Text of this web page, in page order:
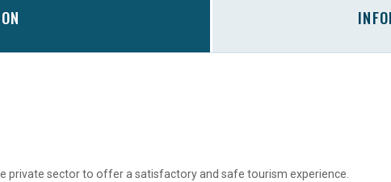
private sector to offer a satisfactory and safe tourism experience.